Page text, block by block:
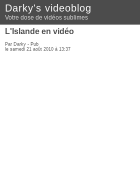
Darky's videoblog
Votre dose de vidéos sublimes
L'Islande en vidéo
Par Darky - Pub
le samedi 21 août 2010 à 13:37